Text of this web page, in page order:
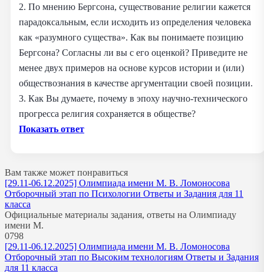
2. По мнению Бергсона, существование религии кажется
парадоксальным, если исходить из определения человека
как «разумного существа». Как вы понимаете позицию
Бергсона? Согласны ли вы с его оценкой? Приведите не
менее двух примеров на основе курсов истории и (или)
обществознания в качестве аргументации своей позиции.
3. Как Вы думаете, почему в эпоху научно-технического
прогресса религия сохраняется в обществе?
Показать ответ
Вам также может понравиться
[29.11-06.12.2025] Олимпиада имени М. В. Ломоносова
Отборочный этап по Психологии Ответы и Задания для 11
класса
Официальные материалы задания, ответы на Олимпиаду
имени М.
0798
[29.11-06.12.2025] Олимпиада имени М. В. Ломоносова
Отборочный этап по Высоким технологиям Ответы и Задания
для 11 класса